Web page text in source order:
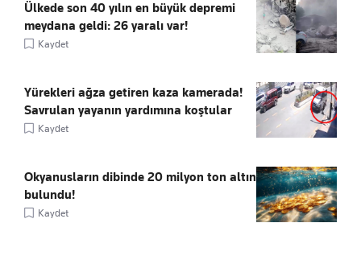
Ülkede son 40 yılın en büyük depremi
meydana geldi: 26 yaralı var!
Kaydet
Yürekleri ağza getiren kaza kamerada!
Savrulan yayanın yardımına koştular
Kaydet
Okyanusların dibinde 20 milyon ton altın
bulundu!
Kaydet